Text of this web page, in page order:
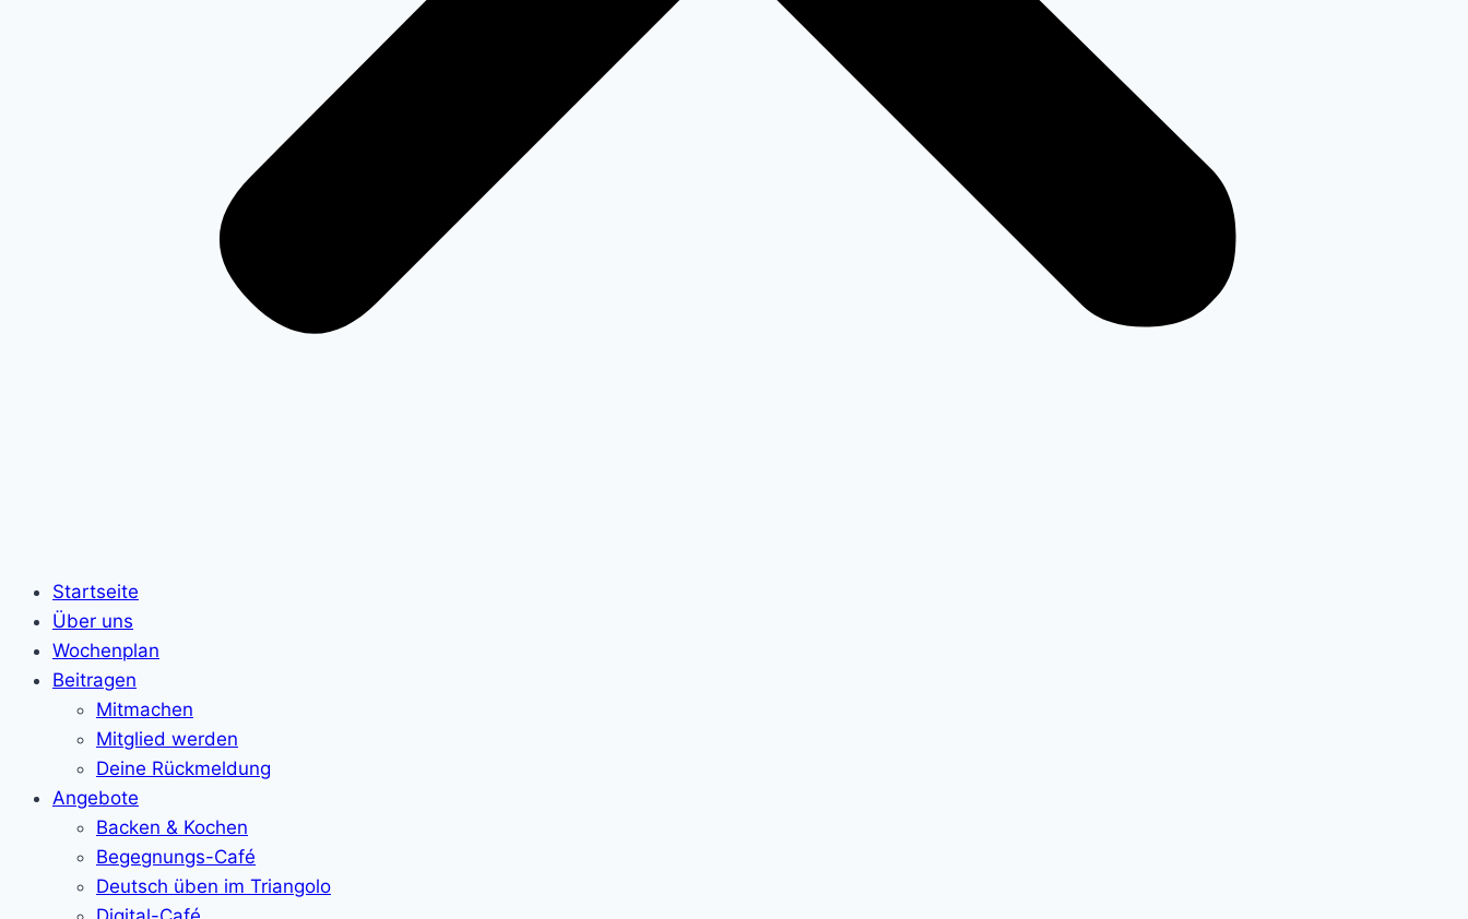
Startseite
Über uns
Wochenplan
Beitragen
Mitmachen
Mitglied werden
Deine Rückmeldung
Angebote
Backen & Kochen
Begegnungs-Café
Deutsch üben im Triangolo